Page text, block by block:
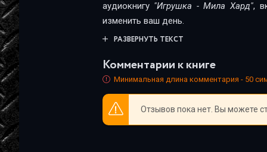
27
29
31
аудиокнигу "Игрушка - Мила Хард",
изменить ваш день.
РАЗВЕРНУТЬ ТЕКСТ
Комментарии к книге
Минимальная длина комментария - 50
Отзывов пока нет. Вы можете